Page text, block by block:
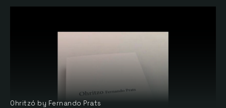
Ohritzó by Fernando Prats